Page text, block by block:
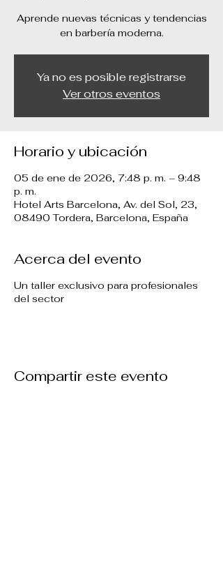
Aprende nuevas técnicas y tendencias
en barbería moderna.
Ya no es posible registrarse
Ver otros eventos
Horario y ubicación
05 de ene de 2026, 7:48 p. m. – 9:48
p. m.
Hotel Arts Barcelona, Av. del Sol, 23,
08490 Tordera, Barcelona, España
Acerca del evento
Un taller exclusivo para profesionales
del sector
Compartir este evento